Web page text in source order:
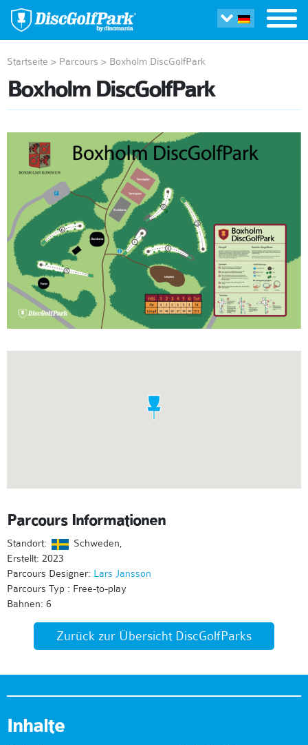
Startseite > Parcours > Boxholm DiscGolfPark
Boxholm DiscGolfPark
Parcours Informationen
Standort:
Schweden,
Erstellt: 2023
Parcours Designer: Lars Jansson
Parcours Typ : Free-to-play
Bahnen: 6
Zurück zur Übersicht DiscGolfParks
Inhalte